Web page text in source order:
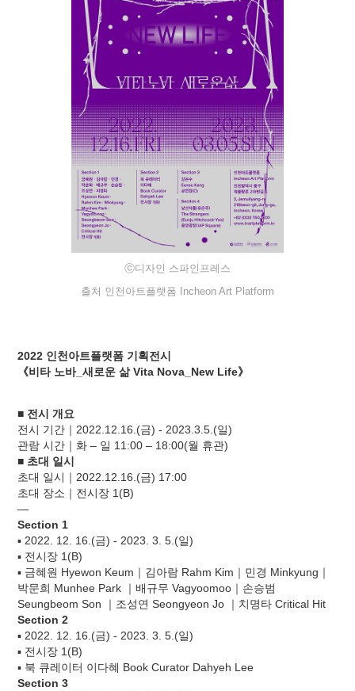
ⓒ디자인 스파인프레스
출처 인천아트플랫폼 Incheon Art Platform​​​​​​​
2022 인천아트플랫폼 기획전시
《비타 노바_새로운 삶 Vita Nova_New Life》
■ 전시 개요
전시 기간｜2022.12.16.(금) - 2023.3.5.(일)
관람 시간｜화 – 일 11:00 – 18:00(월 휴관)
■ 초대 일시
초대 일시｜2022.12.16.(금) 17:00
초대 장소｜전시장 1(B)
―
Section 1
▪ 2022. 12. 16.(금) - 2023. 3. 5.(일)
▪ 전시장 1(B)
▪ 금혜원 Hyewon Keum｜김아람 Rahm Kim｜민경 Minkyung｜
박문희 Munhee Park ｜배규무 Vagyoomoo｜손승범
Seungbeom Son ｜조성연 Seongyeon Jo ｜치명타 Critical Hit
Section 2
▪ 2022. 12. 16.(금) - 2023. 3. 5.(일)
▪ 전시장 1(B)
▪ 북 큐레이터 이다혜 Book Curator Dahyeh Lee
Section 3